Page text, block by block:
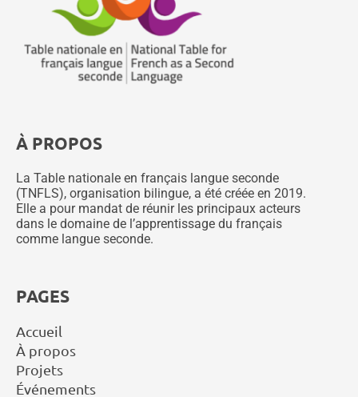
À PROPOS
La Table nationale en français langue seconde
(TNFLS), organisation bilingue, a été créée en 2019.
Elle a pour mandat de réunir les principaux acteurs
dans le domaine de l’apprentissage du français
comme langue seconde.
PAGES
Accueil
À propos
Projets
Événements